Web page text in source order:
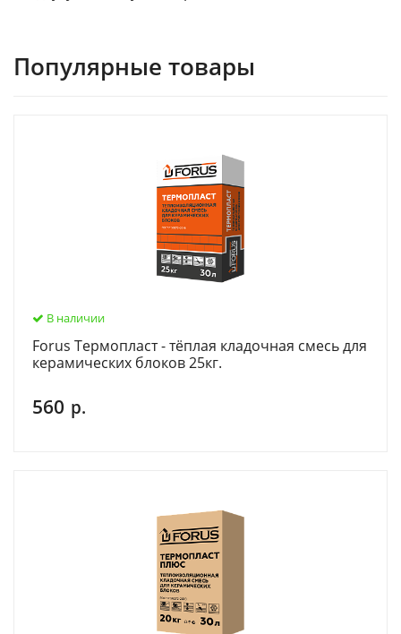
Популярные товары
В наличии
Forus Термопласт - тёплая кладочная смесь для
керамических блоков 25кг.
560 р.